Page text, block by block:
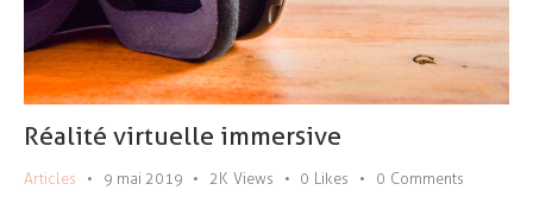
Réalité virtuelle immersive
Articles 9 mai 2019 2K Views 0 Likes 0 Comments